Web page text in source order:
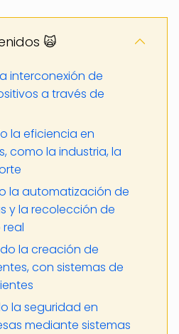
🙀
interconexión de
a través de
la eficiencia en
como la industria, la
la automatización de
y la recolección de
la creación de
con sistemas de
la seguridad en
mediante sistemas